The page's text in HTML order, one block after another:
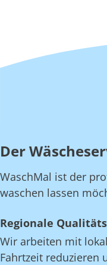
Der
WaschMal ist der
waschen lassen
Regionale
Wir arbeiten mit
Fahrtzeit reduzieren